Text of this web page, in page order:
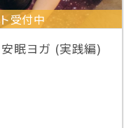
受付中
眠ヨガ (実践編)